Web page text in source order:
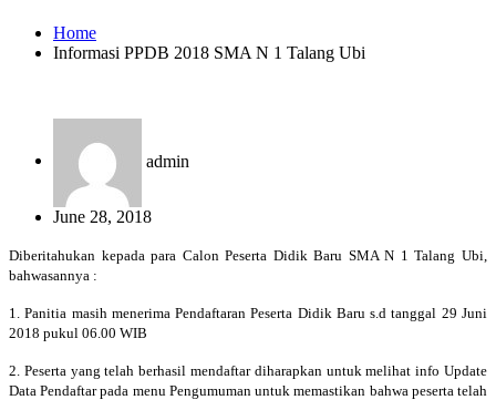
Home
Informasi PPDB 2018 SMA N 1 Talang Ubi
admin
June 28, 2018
Diberitahukan kepada para Calon Peserta Didik Baru SMA N 1 Talang Ubi,
bahwasannya :
1. Panitia masih menerima Pendaftaran Peserta Didik Baru s.d tanggal 29 Juni
2018 pukul 06.00 WIB
2. Peserta yang telah berhasil mendaftar diharapkan untuk melihat info Update
Data Pendaftar pada menu Pengumuman untuk memastikan bahwa peserta telah